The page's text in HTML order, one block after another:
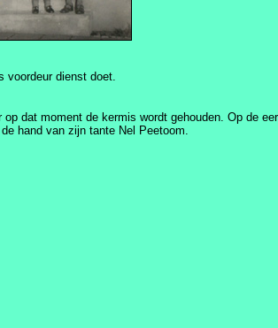
voordeur dienst doet.
dat moment de kermis wordt gehouden. Op de
hand van zijn tante Nel Peetoom.